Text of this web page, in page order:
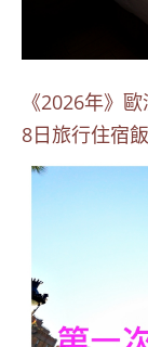
《2026年》
8日旅行住宿